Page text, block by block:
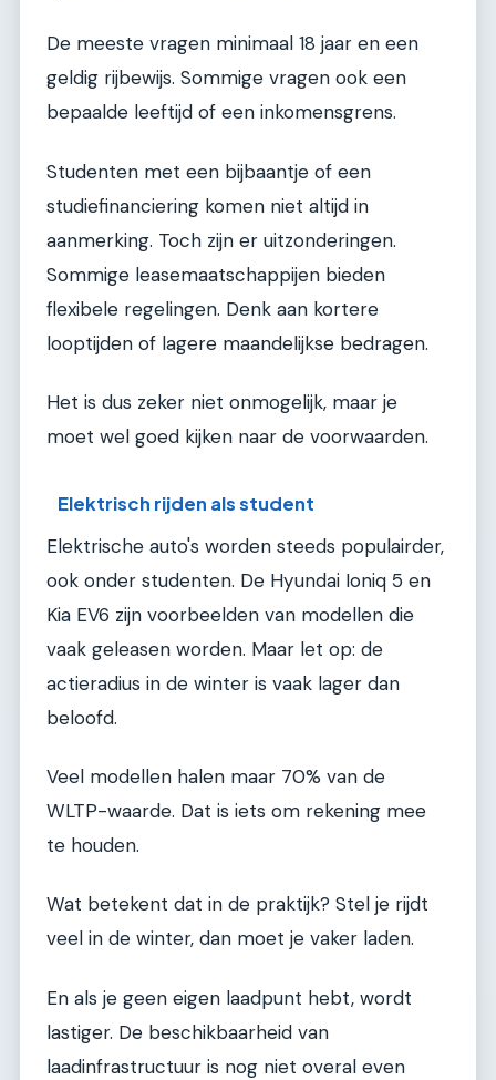
De meeste vragen minimaal 18 jaar en een
geldig rijbewijs. Sommige vragen ook een
bepaalde leeftijd of een inkomensgrens.
Studenten met een bijbaantje of een
studiefinanciering komen niet altijd in
aanmerking. Toch zijn er uitzonderingen.
Sommige leasemaatschappijen bieden
flexibele regelingen. Denk aan kortere
looptijden of lagere maandelijkse bedragen.
Het is dus zeker niet onmogelijk, maar je
moet wel goed kijken naar de voorwaarden.
Elektrisch rijden als student
Elektrische auto's worden steeds populairder,
ook onder studenten. De Hyundai Ioniq 5 en
Kia EV6 zijn voorbeelden van modellen die
vaak geleasen worden. Maar let op: de
actieradius in de winter is vaak lager dan
beloofd.
Veel modellen halen maar 70% van de
WLTP-waarde. Dat is iets om rekening mee
te houden.
Wat betekent dat in de praktijk? Stel je rijdt
veel in de winter, dan moet je vaker laden.
En als je geen eigen laadpunt hebt, wordt
lastiger. De beschikbaarheid van
laadinfrastructuur is nog niet overal even